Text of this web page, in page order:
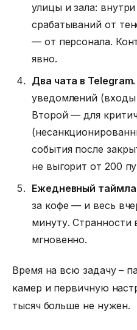
улицы и зала:
срабатываний от
— от персонала.
явно.
Два чата в Telegram.
уведомлений (входы
Второй — для
события после
не выгорит от 200
Ежедневный
за кофе — и весь
минуту. Странности
мгновенно.
Время на всю задачу –
камер и первичную
тысяч больше не нужен.